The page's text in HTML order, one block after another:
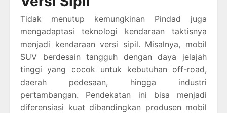
Tidak menutup kemungkinan Pindad juga
mengadaptasi teknologi kendaraan taktisnya
menjadi kendaraan versi sipil. Misalnya, mobil
SUV berdesain tangguh dengan daya jelajah
tinggi yang cocok untuk kebutuhan off-road,
daerah pedesaan, hingga industri
pertambangan. Pendekatan ini bisa menjadi
diferensiasi kuat dibandingkan produsen mobil